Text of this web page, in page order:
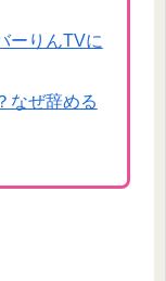
ーりんTVに
なぜ辞める